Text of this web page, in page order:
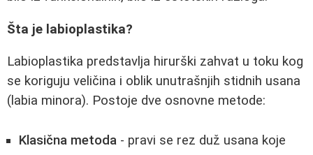
Šta je labioplastika?
Labioplastika predstavlja hirurški zahvat u toku kog
se koriguju veličina i oblik unutrašnjih stidnih usana
(labia minora). Postoje dve osnovne metode:
Klasična metoda - pravi se rez duž usana koje